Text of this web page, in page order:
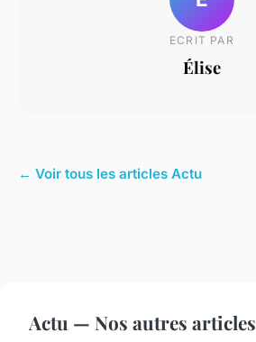
ECRIT PAR
Élise
← Voir tous les articles Actu
Actu — Nos autres articles